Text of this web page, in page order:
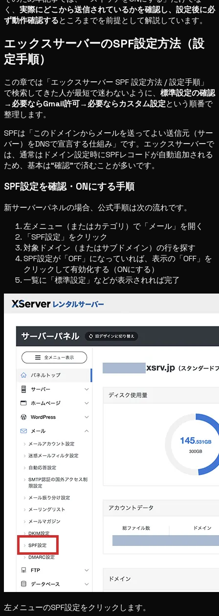
く、 実際にどこから送信されているかを確認し、設定後に必
ず動作確認するところまでを前提として解説しています。
エックスサーバーのSPF設定方法（設
定手順）
この章では「エックスサーバー SPF 設定方法 / 設定手順」
で検索してきた人が最短で迷わないように、 標準設定の確認
→必要ならGmail許可→必要ならカスタム設定という順番で
整理します。
SPFは「このドメインからメールを送ってよい送信元（サー
バー）をDNSで宣言する仕組み」です。エックスサーバーで
は、通常はドメイン設定時にSPFレコードが自動追加される
ため、基本は“確認”で済むことが多いです。
SPF設定を確認・ONにする手順
新サーバーパネルの場合、公式手順は次の流れです。
左メニュー（またはカテゴリ）で「メール」を開く
「SPF設定」をクリック
対象ドメイン（またはサブドメイン）の行を探す
SPF設定が「OFF」になっていれば、表示の「OFF」を
クリックして有効化する（ONにする）
一覧に「標準設定」などが表示されれば完了
左メニューのSPF設定をクリックします。